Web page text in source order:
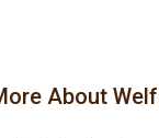
About